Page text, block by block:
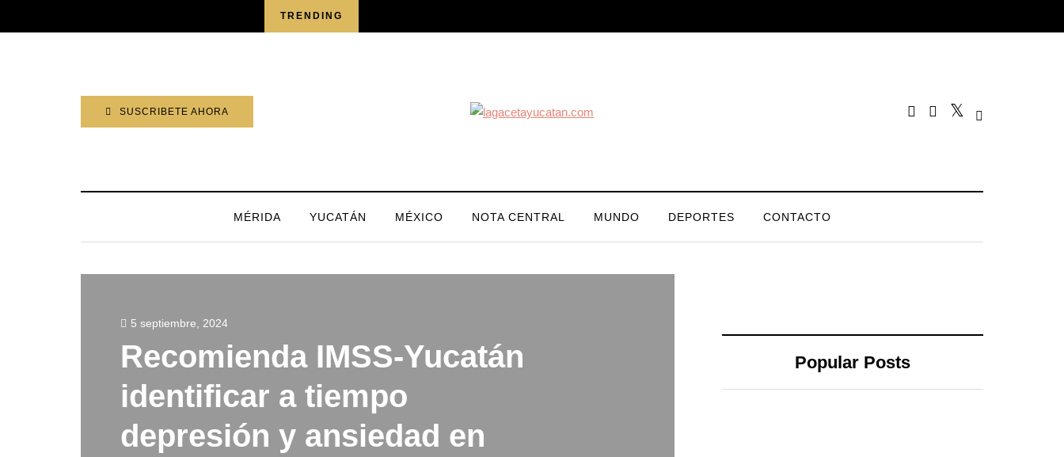
TRENDING
SUSCRIBETE AHORA
MÉRIDA YUCATÁN MÉXICO NOTA CENTRAL MUNDO DEPORTES CONTACTO
5 septiembre, 2024
Recomienda IMSS-Yucatán
identificar a tiempo
depresión y ansiedad en
Popular Posts